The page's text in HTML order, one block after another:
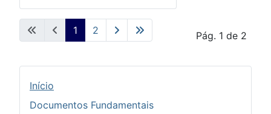
Pág. 1 de 2
1 2
Início
Documentos Fundamentais